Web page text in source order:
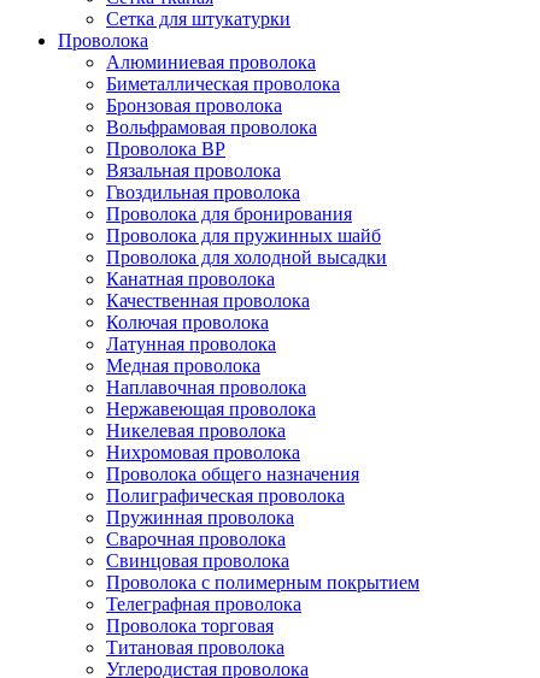
Сетка для штукатурки
Проволока
Алюминиевая проволока
Биметаллическая проволока
Бронзовая проволока
Вольфрамовая проволока
Проволока ВР
Вязальная проволока
Гвоздильная проволока
Проволока для бронирования
Проволока для пружинных шайб
Проволока для холодной высадки
Канатная проволока
Качественная проволока
Колючая проволока
Латунная проволока
Медная проволока
Наплавочная проволока
Нержавеющая проволока
Никелевая проволока
Нихромовая проволока
Проволока общего назначения
Полиграфическая проволока
Пружинная проволока
Сварочная проволока
Свинцовая проволока
Проволока с полимерным покрытием
Телеграфная проволока
Проволока торговая
Титановая проволока
Углеродистая проволока